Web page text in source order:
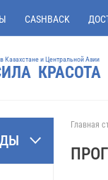
CASHBACK
и Центральной Азии
КРАСОТА
Главная